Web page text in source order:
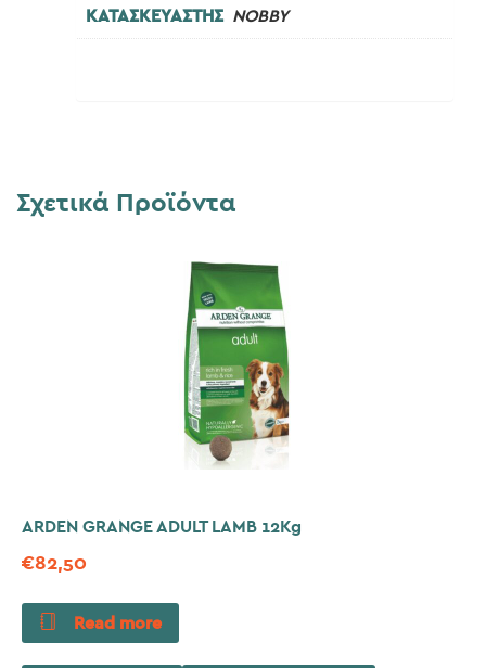
ΚΑΤΑΣΚΕΥΑΣΤΗΣ NOBBY
Σχετικά Προϊόντα
ARDEN GRANGE ADULT LAMB 12Kg
€82,50
Read more